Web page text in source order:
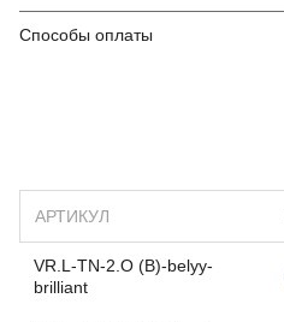
Способы оплаты
АРТИКУЛ
VR.L-TN-2.O (B)-belyy-
brilliant